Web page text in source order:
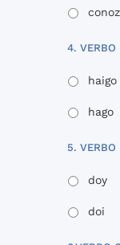
4.
haigo
hago
5.
doy
doi